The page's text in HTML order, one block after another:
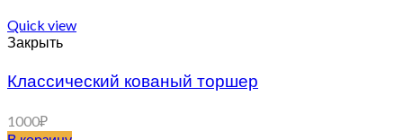
Quick view
Закрыть
Классический кованый торшер
1000₽